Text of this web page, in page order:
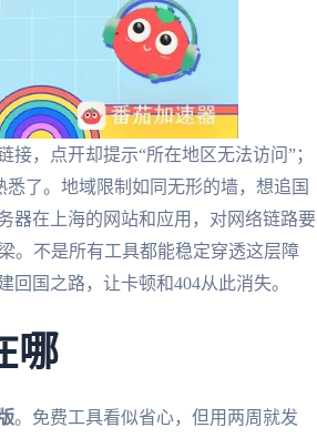
，点开却提示“所在地区无法访问”；
了。地域限制如同无形的墙，想追国
器在上海的网站和应用，对网络链路要
。不是所有工具都能稳定穿透这层障
国之路，让卡顿和404从此消失。
哪
。免费工具看似省心，但用两周就发